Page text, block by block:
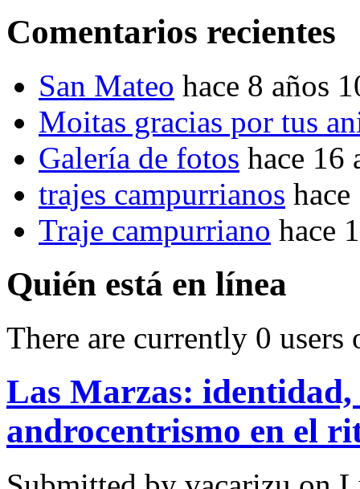
Comentarios recientes
San Mateo hace 8 años
Moitas gracias por tus
Galería de fotos hace 16
trajes campurrianos
Traje campurriano hace
Quién está en línea
There are currently 0 users
Las Marzas:
androcentrismo en el